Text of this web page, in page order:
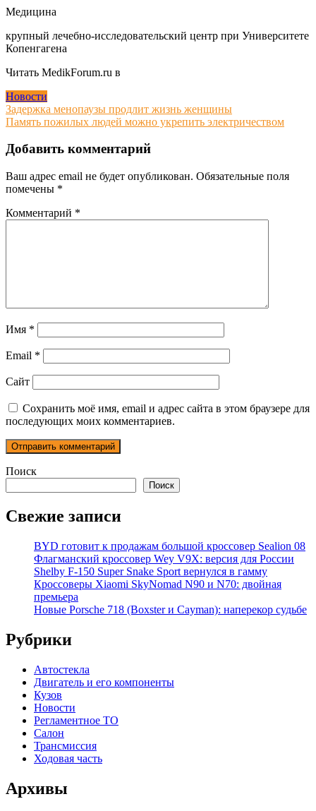
Медицина
крупный лечебно-исследовательский центр при Университете
Копенгагена
Читать MedikForum.ru в
Новости
Навигация
по
записям
Задержка менопаузы продлит жизнь женщины
Память пожилых людей можно укрепить электричеством
Добавить комментарий
Ваш адрес email не будет опубликован. Обязательные поля
помечены *
Комментарий *
Имя *
Email *
Сайт
Сохранить моё имя, email и адрес сайта в этом браузере для
последующих моих комментариев.
Поиск
Поиск
Свежие записи
BYD готовит к продажам большой кроссовер Sealion 08
Флагманский кроссовер Wey V9X: версия для России
Shelby F-150 Super Snake Sport вернулся в гамму
Кроссоверы Xiaomi SkyNomad N90 и N70: двойная
премьера
Новые Porsche 718 (Boxster и Cayman): наперекор судьбе
Рубрики
Автостекла
Двигатель и его компоненты
Кузов
Новости
Регламентное ТО
Салон
Трансмиссия
Ходовая часть
Архивы